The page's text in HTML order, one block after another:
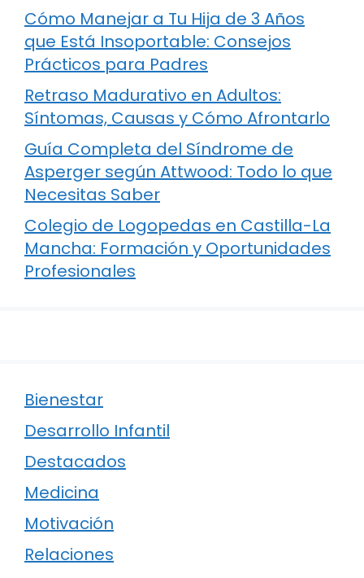
Cómo Manejar a Tu Hija de 3 Años
que Está Insoportable: Consejos
Prácticos para Padres
Retraso Madurativo en Adultos:
Síntomas, Causas y Cómo Afrontarlo
Guía Completa del Síndrome de
Asperger según Attwood: Todo lo que
Necesitas Saber
Colegio de Logopedas en Castilla-La
Mancha: Formación y Oportunidades
Profesionales
Bienestar
Desarrollo Infantil
Destacados
Medicina
Motivación
Relaciones